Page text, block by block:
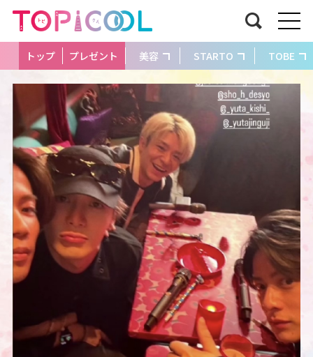
トップ プレゼント 美容 STARTO TOBE